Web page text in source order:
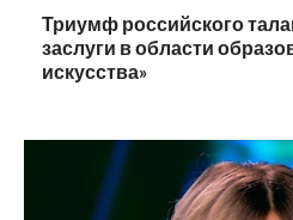
Триумф российского
заслуги в области
искусства»